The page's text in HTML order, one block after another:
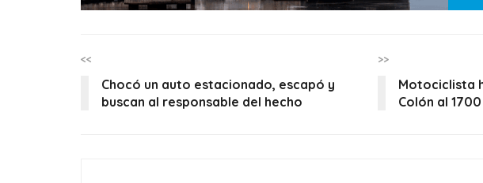
<<
Chocó un auto estacionado, escapó y
buscan al responsable del hecho
>>
Motociclista
Colón al 1700